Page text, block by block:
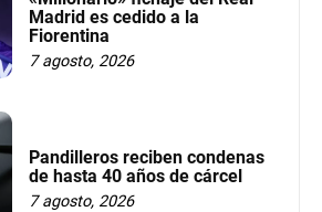
Madrid es cedido a la
Fiorentina
7 agosto, 2026
Pandilleros reciben condenas
de hasta 40 años de cárcel
7 agosto, 2026